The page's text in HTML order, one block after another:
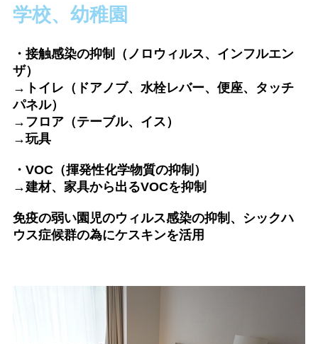
学校、幼稚園
・接触感染の抑制（ノロウィルス、インフルエン
ザ）
→トイレ（ドアノブ、水栓レバー、便座、タッチ
パネル）
→フロア（テーブル、イス）
→玩具
・VOC（揮発性化学物質の抑制）
→建材、家具から出るVOCを抑制
免疫の弱い園児のウィルス感染の抑制、シックハ
ウス症候群の為にケスキンを活用